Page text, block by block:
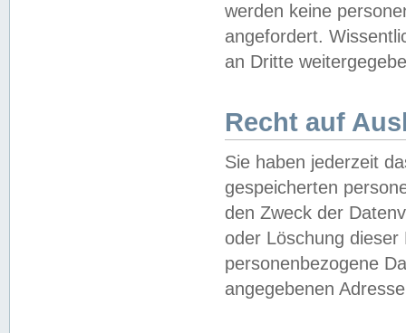
werden keine
angefordert.
an Dritte
Recht auf
Sie haben jederzeit
gespeicherten
den Zweck der
oder Löschung
personenbezogene
angegebenen